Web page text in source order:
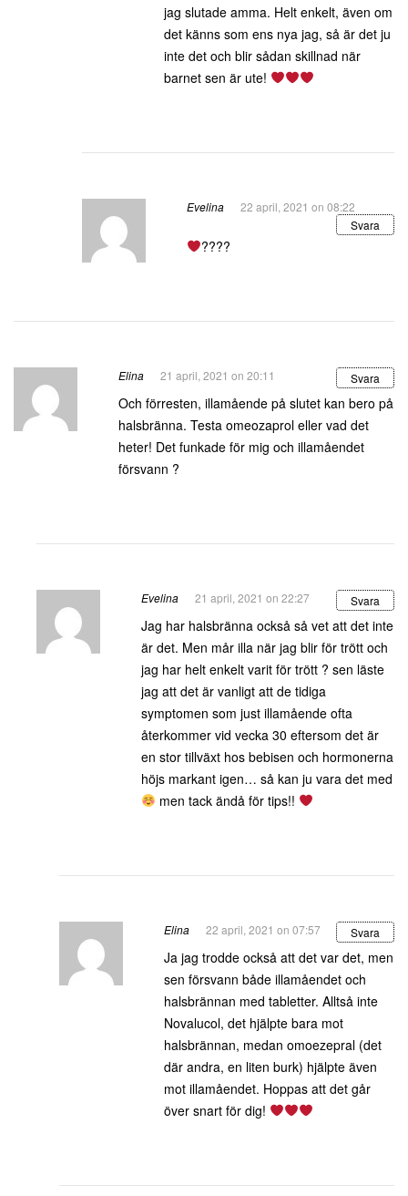
jag slutade amma. Helt enkelt, även om
det känns som ens nya jag, så är det ju
inte det och blir sådan skillnad när
barnet sen är ute!
Evelina
22 april, 2021 on 08:22
Svara
????
Elina 21 april, 2021 on 20:11 Svara
Och förresten, illamående på slutet kan bero på
halsbränna. Testa omeozaprol eller vad det
heter! Det funkade för mig och illamåendet
försvann ?
Evelina 21 april, 2021 on 22:27 Svara
Jag har halsbränna också så vet att det inte
är det. Men mår illa när jag blir för trött och
jag har helt enkelt varit för trött ? sen läste
jag att det är vanligt att de tidiga
symptomen som just illamående ofta
återkommer vid vecka 30 eftersom det är
en stor tillväxt hos bebisen och hormonerna
höjs markant igen… så kan ju vara det med
men tack ändå för tips!!
Elina 22 april, 2021 on 07:57 Svara
Ja jag trodde också att det var det, men
sen försvann både illamåendet och
halsbrännan med tabletter. Alltså inte
Novalucol, det hjälpte bara mot
halsbrännan, medan omoezepral (det
där andra, en liten burk) hjälpte även
mot illamåendet. Hoppas att det går
över snart för dig!